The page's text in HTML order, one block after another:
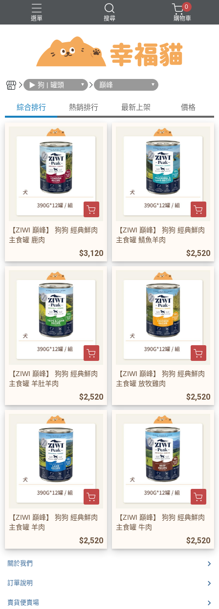
選單 搜尋
巔峰 法米納 無穀
0
購物車
▶ 狗 | 罐頭 巔峰
綜合排行 熱銷排行 最新上架 價格
【ZIWI 巔峰】 狗狗 經典鮮肉
主食罐 鹿肉
$3,120
【ZIWI 巔峰】 狗狗 經典鮮肉
主食罐 鯖魚羊肉
$2,520
【ZIWI 巔峰】 狗狗 經典鮮肉
主食罐 羊肚羊肉
$2,520
【ZIWI 巔峰】 狗狗 經典鮮肉
主食罐 放牧雞肉
$2,520
【ZIWI 巔峰】 狗狗 經典鮮肉
主食罐 羊肉
$2,520
【ZIWI 巔峰】 狗狗 經典鮮肉
主食罐 牛肉
$2,520
關於我們
訂單說明
賣貨便賣場